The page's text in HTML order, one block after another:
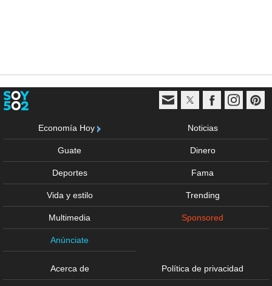
Economía Hoy Noticias
Guate Dinero
Deportes Fama
Vida y estilo Trending
Multimedia Sponsored
Anúnciate
Acerca de Política de privacidad